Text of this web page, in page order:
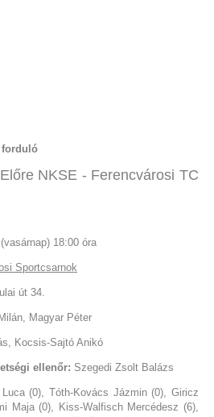
forduló
NKSE - Ferencvárosi TC
18:00 óra
Sportcsarnok
út 34.
Magyar Péter
Kocsis-Sajtó Anikó
ellenőr: Szegedi Zsolt Balázs
Luca (0), Tóth-Kovács Jázmin (0), Giricz
Maja (0), Kiss-Walfisch Mercédesz (6),